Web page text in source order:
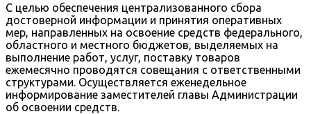
С целью обеспечения централизованного сбора
достоверной информации и принятия оперативных
мер, направленных на освоение средств федерального,
областного и местного бюджетов, выделяемых на
выполнение работ, услуг, поставку товаров
ежемесячно проводятся совещания с ответственными
структурами. Осуществляется еженедельное
информирование заместителей главы Администрации
об освоении средств.